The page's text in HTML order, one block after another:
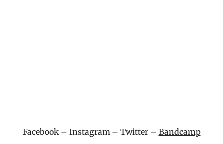
Facebook– Instagram– Twitter– Bandcamp